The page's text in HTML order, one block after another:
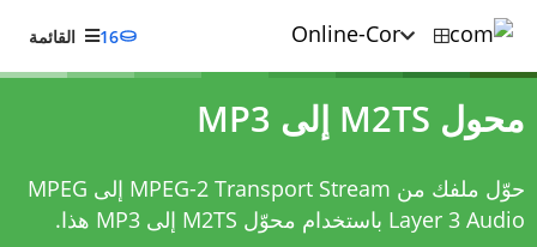
16 القائمة
محول M2TS إلى MP3
حوّل ملفك من MPEG-2 Transport Stream إلى MPEG
Layer 3 Audio باستخدام
محوّل M2TS إلى MP3 هذا.